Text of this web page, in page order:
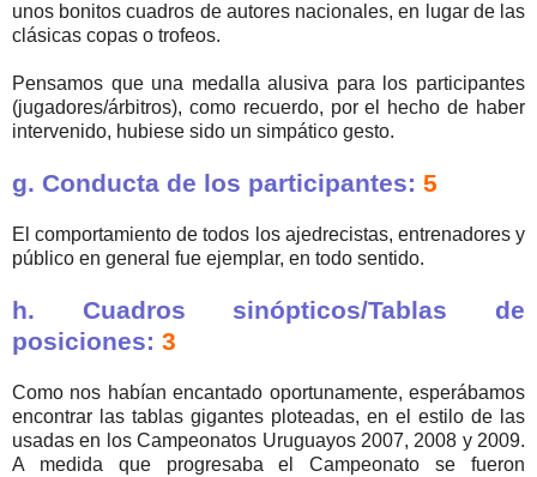
unos bonitos cuadros de autores nacionales, en lugar de las
clásicas copas o trofeos.
Pensamos que una medalla alusiva para los participantes
(jugadores/árbitros), como recuerdo, por el hecho de haber
intervenido, hubiese sido un simpático gesto.
g. Conducta de los participantes: 5
El comportamiento de todos los ajedrecistas, entrenadores y
público en general fue ejemplar, en todo sentido.
h. Cuadros sinópticos/Tablas de
posiciones: 3
Como nos habían encantado oportunamente, esperábamos
encontrar las tablas gigantes ploteadas, en el estilo de las
usadas en los Campeonatos Uruguayos 2007, 2008 y 2009.
A medida que progresaba el Campeonato se fueron